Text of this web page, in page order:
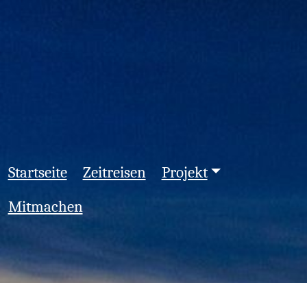
Startseite Zeitreisen
Projekt
Mitmachen